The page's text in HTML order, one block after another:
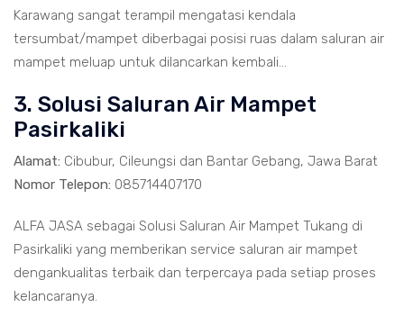
Karawang sangat terampil mengatasi kendala
tersumbat/mampet diberbagai posisi ruas dalam saluran air
mampet meluap untuk dilancarkan kembali...
3. Solusi Saluran Air Mampet
Pasirkaliki
Alamat: Cibubur, Cileungsi dan Bantar Gebang, Jawa Barat
Nomor Telepon: 085714407170
ALFA JASA sebagai Solusi Saluran Air Mampet Tukang di
Pasirkaliki yang memberikan service saluran air mampet
dengankualitas terbaik dan terpercaya pada setiap proses
kelancaranya.